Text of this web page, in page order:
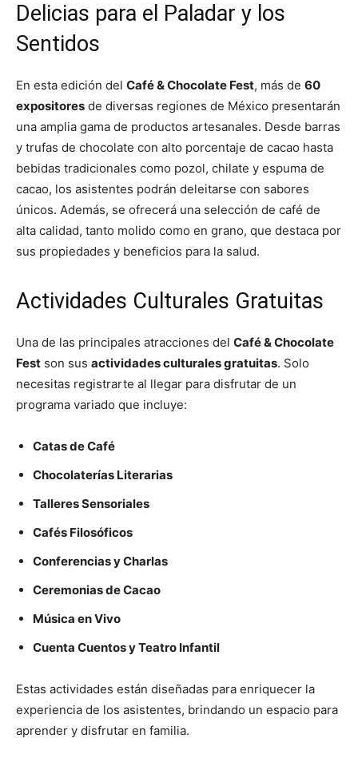
Delicias para el Paladar y los
Sentidos
En esta edición del Café & Chocolate Fest, más de 60
expositores de diversas regiones de México presentarán
una amplia gama de productos artesanales. Desde barras
y trufas de chocolate con alto porcentaje de cacao hasta
bebidas tradicionales como pozol, chilate y espuma de
cacao, los asistentes podrán deleitarse con sabores
únicos. Además, se ofrecerá una selección de café de
alta calidad, tanto molido como en grano, que destaca por
sus propiedades y beneficios para la salud.
Actividades Culturales Gratuitas
Una de las principales atracciones del Café & Chocolate
Fest son sus actividades culturales gratuitas. Solo
necesitas registrarte al llegar para disfrutar de un
programa variado que incluye:
Catas de Café
Chocolaterías Literarias
Talleres Sensoriales
Cafés Filosóficos
Conferencias y Charlas
Ceremonias de Cacao
Música en Vivo
Cuenta Cuentos y Teatro Infantil
Estas actividades están diseñadas para enriquecer la
experiencia de los asistentes, brindando un espacio para
aprender y disfrutar en familia.